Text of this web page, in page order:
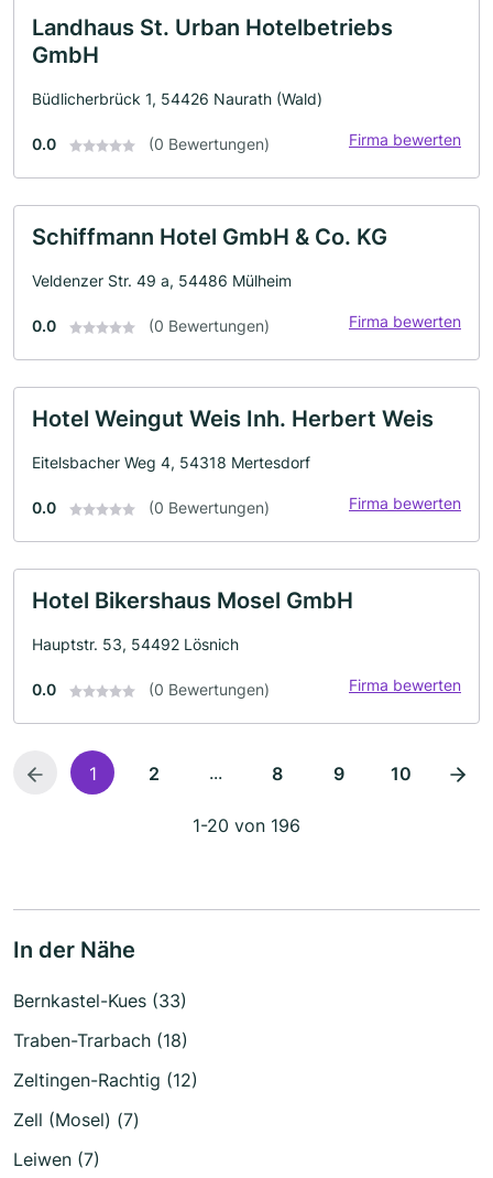
Landhaus St. Urban Hotelbetriebs
GmbH
Büdlicherbrück 1, 54426 Naurath (Wald)
0.0 (0 Bewertungen) Firma bewerten
Schiffmann Hotel GmbH & Co. KG
Veldenzer Str. 49 a, 54486 Mülheim
0.0 (0 Bewertungen) Firma bewerten
Hotel Weingut Weis Inh. Herbert Weis
Eitelsbacher Weg 4, 54318 Mertesdorf
0.0 (0 Bewertungen) Firma bewerten
Hotel Bikershaus Mosel GmbH
Hauptstr. 53, 54492 Lösnich
0.0 (0 Bewertungen) Firma bewerten
1 2 ... 8 9 10
1-20 von 196
In der Nähe
Bernkastel-Kues (33)
Traben-Trarbach (18)
Zeltingen-Rachtig (12)
Zell (Mosel) (7)
Leiwen (7)